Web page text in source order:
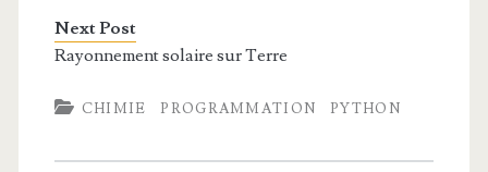
Next Post
Rayonnement solaire sur Terre
CHIMIE PROGRAMMATION PYTHON